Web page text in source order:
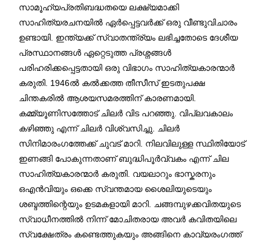
സാമൂഹ്യപ്രതിബദ്ധതയെ ലക്ഷ്യമാക്കി
സാഹിത്യരചനയിൽ ഏർപ്പെട്ടവർക്ക് ഒരു വീണ്ടുവിചാരം
ഉണ്ടായി. ഇന്ത്യക്ക് സ്വാതന്ത്ര്യം ലഭിച്ചതോടെ ദേശീയ
പ്രസ്ഥാനങ്ങൾ ഏറ്റെടുത്ത പ്രശ്നങ്ങൾ
പരിഹരിക്കപ്പെട്ടതായി ഒരു വിഭാഗം സാഹിത്യകാരന്മാർ
കരുതി. 1946ൽ കൽക്കത്ത തീസീസ് ഇടതുപക്ഷ
ചിന്തകരിൽ ആശയസമരത്തിന് കാരണമായി.
കമ്മ്യൂണിസത്തോട് ചിലർ വിട പറഞ്ഞു. വിപ്ലവകാലം
കഴിഞ്ഞു എന്ന് ചിലർ വിശ്വസിച്ചു. ചിലർ
സിനിമാരംഗത്തേക്ക് ചുവട് മാറി. നിലവിലുള്ള സ്ഥിതിയോട്
ഇണങ്ങി പോകുന്നതാണ് ബുദ്ധിപൂർവ്വകം എന്ന് ചില
സാഹിത്യകാരന്മാർ കരുതി. വയലാറും ഭാസ്കരനും
ഒഎൻവിയും ഒക്കെ സ്വന്തമായ ശൈലിയുടെയും
ശബ്ദത്തിന്റെയും ഉടമകളായി മാറി. ചങ്ങമ്പുഴക്കവിതയുടെ
സ്വാധീനത്തിൽ നിന്ന് മോചിതരായ അവർ കവിതയിലെ
സ്വക്ഷേത്രം കണ്ടെത്തുകയും അങ്ങിനെ കാവ്യരംഗത്ത്